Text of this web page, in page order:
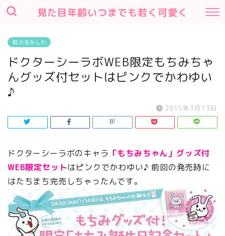
見た目年齢いつまでも若く可愛く
肌 たるみ しわ
ドクターシーラボWEB限定もちみちゃ
んグッズ付セットはピンクでかわゆい
♪
2015年3月13日
ドクターシーラボのキャラ 「もちみちゃん」グッズ付
WEB限定セットはピンクでかわゆい♪ 前回の発売時に
はたちまち完売しちゃったんです。